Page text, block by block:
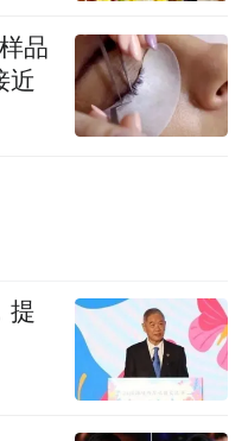
品
近
提